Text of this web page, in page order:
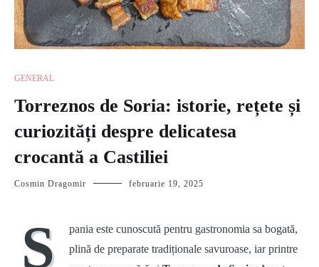
GENERAL
Torreznos de Soria: istorie, rețete și
curiozități despre delicatesa
crocantă a Castiliei
Cosmin Dragomir februarie 19, 2025
S
pania este cunoscută pentru gastronomia sa bogată,
plină de preparate tradiționale savuroase, iar printre